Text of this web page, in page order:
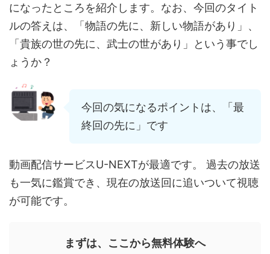
になったところを紹介します。なお、今回のタイト
ルの答えは、「物語の先に、新しい物語があり」、
「貴族の世の先に、武士の世があり」という事でし
ょうか？
今回の気になるポイントは、「最
終回の先に」です
動画配信サービスU-NEXTが最適です。 過去の放送
も一気に鑑賞でき、現在の放送回に追いついて視聴
が可能です。
まずは、ここから無料体験へ